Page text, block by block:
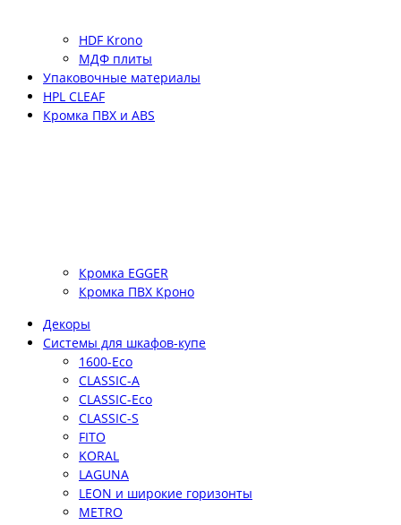
HDF Krono
МДФ плиты
Упаковочные материалы
HPL CLEAF
Кромка ПВХ и ABS
Кромка EGGER
Кромка ПВХ Кроно
Декоры
Системы для шкафов-купе
1600-Eco
CLASSIC-A
CLASSIC-Eco
CLASSIC-S
FITO
KORAL
LAGUNA
LEON и широкие горизонты
METRO